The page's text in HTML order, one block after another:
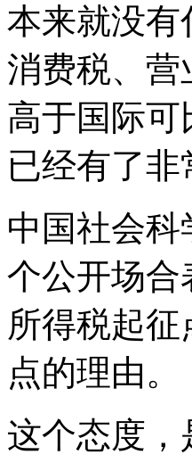
本来就没有
消费税、营
高于国际
已经有了
中国社会
个公开场合
所得税起征
点的理由。
这个态度